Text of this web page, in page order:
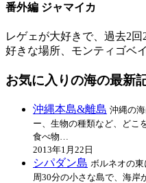
番外編 ジャマイカ
レゲェが大好きで、過去2回
好きな場所、モンティゴベ
お気に入りの海の最新
沖縄本島&離島 沖縄の
ー、生物の種類など、どこ
食べ物…
2013年1月22日
シパダン島 ボルネオの
周30分の小さな島で、海岸